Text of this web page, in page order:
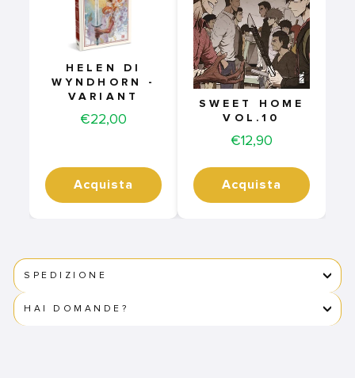
HELEN DI
WYNDHORN -
VARIANT
Price
€22,00
Acquista
SWEET HOME
VOL.10
Price
€12,90
Acquista
SPEDIZIONE
HAI DOMANDE?